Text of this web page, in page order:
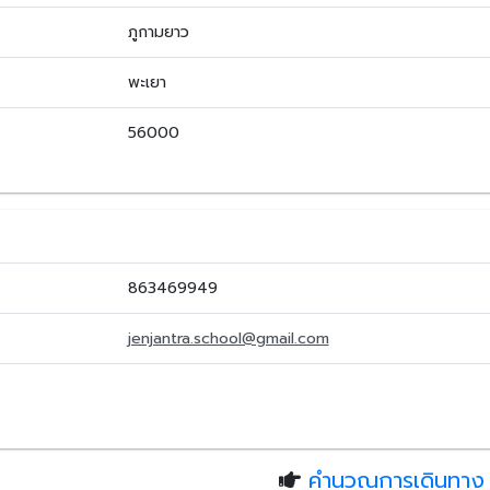
ภูกามยาว
พะเยา
56000
863469949
jenjantra.school@gmail.com
คำนวณการเดินทาง